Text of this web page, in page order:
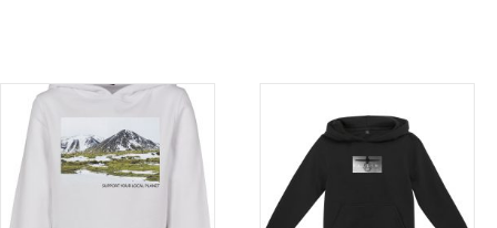
product
heeft
meerdere
variaties.
Deze
meerdere
variaties.
Deze